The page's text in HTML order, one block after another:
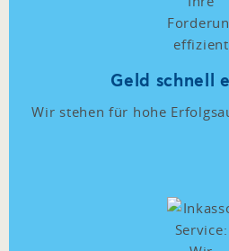
Geld schnell
Wir stehen für hohe